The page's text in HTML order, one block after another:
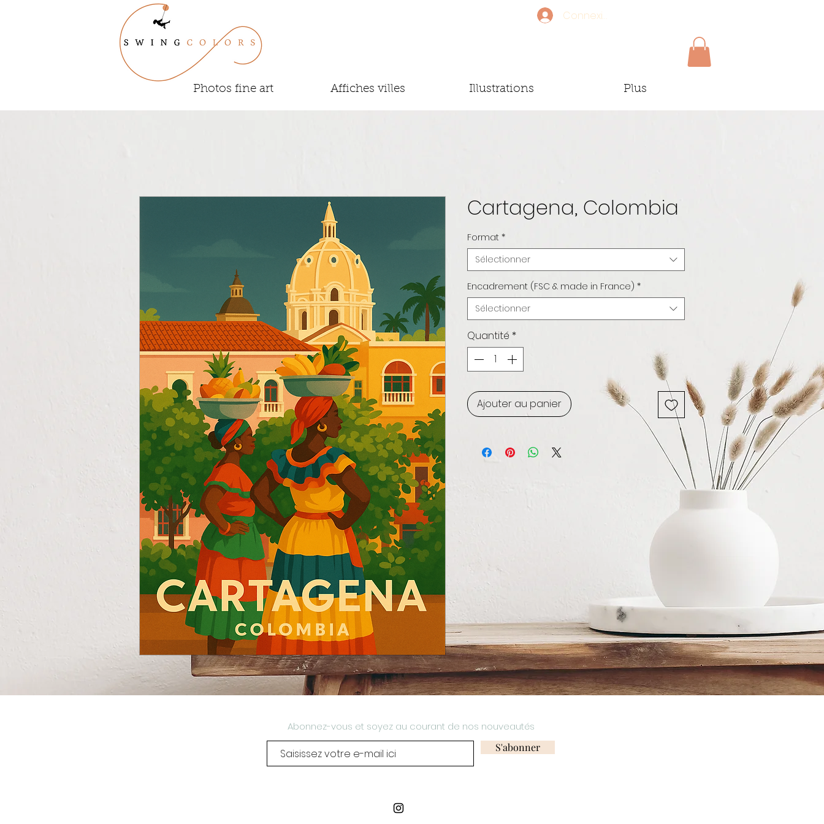
Connexion
Photos fine art Affiches villes Illustrations Plus
Cartagena, Colombia
Format *
Sélectionner
Encadrement (FSC & made in France) *
Sélectionner
Quantité *
Ajouter au panier
Abonnez-vous et soyez au courant de nos nouveautés
S'abonner